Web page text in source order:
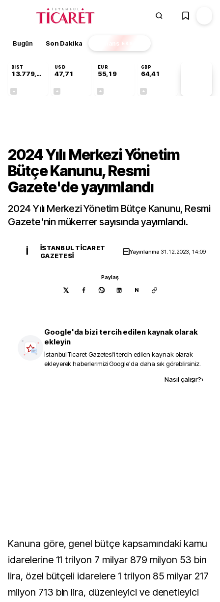
Bugün Son Dakika Finans EKSTRA
BIST
13.779,39
USD
47,71
EUR
55,19
GBP
64,41
2024 Yılı Merkezi Yönetim
Bütçe Kanunu, Resmi
Gazete'de yayımlandı
2024 Yılı Merkezi Yönetim Bütçe Kanunu, Resmi
Gazete'nin mükerrer sayısında yayımlandı.
İ
İSTANBUL TICARET
GAZETESI
Yayınlanma 31.12.2023, 14:09
Paylaş
N
Google'da bizi tercih edilen kaynak olarak
ekleyin
İstanbul Ticaret Gazetesi'i tercih edilen kaynak olarak
ekleyerek haberlerimizi Google'da daha sık görebilirsiniz.
Nasıl çalışır?›
Kanuna göre, genel bütçe kapsamındaki kamu
idarelerine 11 trilyon 7 milyar 879 milyon 53 bin
lira, özel bütçeli idarelere 1 trilyon 85 milyar 217
milyon 713 bin lira, düzenleyici ve denetleyici